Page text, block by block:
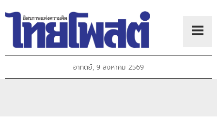
อาทิตย์, 9 สิงหาคม 2569